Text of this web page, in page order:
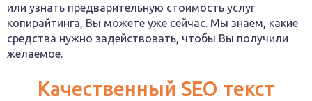
или узнать предварительную стоимость услуг
копирайтинга, Вы можете уже сейчас. Мы знаем, какие
средства нужно задействовать, чтобы Вы получили
желаемое.
Качественный SEO текст